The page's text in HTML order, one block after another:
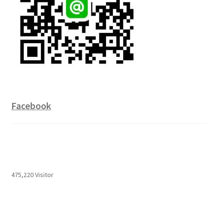
Facebook
475,220 Visitor